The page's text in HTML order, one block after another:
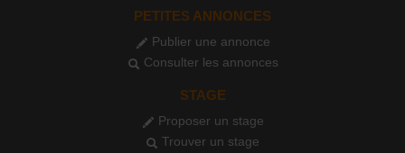
PETITES ANNONCES
Publier une annonce
Consulter les annonces
STAGE
Proposer un stage
Trouver un stage